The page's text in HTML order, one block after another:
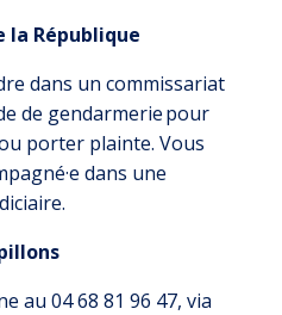
la République
dans un commissariat
de gendarmerie pour
porter plainte. Vous
dans une
au 04 68 81 96 47, via